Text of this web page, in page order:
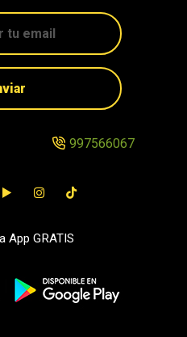
997566067
App GRATIS